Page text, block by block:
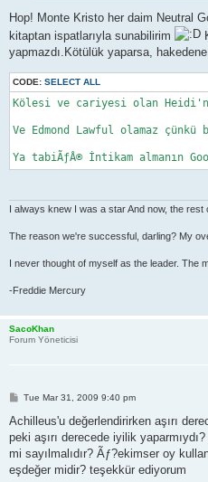
Hop! Monte Kristo her daim Neutral
kitaptan ispatlarıyla sunabilirim
yapmazdı.Kötülük yaparsa, hakedene
CODE: SELECT ALL
Kölesi ve cariyesi olan
Ve Edmond Lawful olamaz
I always knew I was a star And now, the rest
The reason we're successful, darling? My
I never thought of myself as the leader. The
-Freddie Mercury
SacoKhan
Forum Yöneticisi
P
s
Tue Mar 31, 2009 9:40 pm
Achilleus'u değerlendirirken aşırı
peki aşırı derecede iyilik
mi sayılmalıdır? Ãƒ?ekimser oy
eşdeğer midir? teşekkür ediyorum